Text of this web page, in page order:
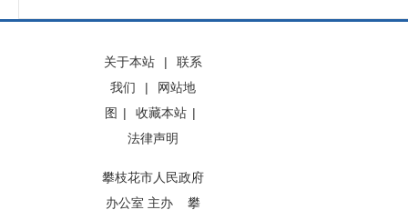
关于本站 |
联系
我们
|
网站地
图 | 收藏本站 |
法律声明
攀枝花市人民政府
办公室 主办 攀